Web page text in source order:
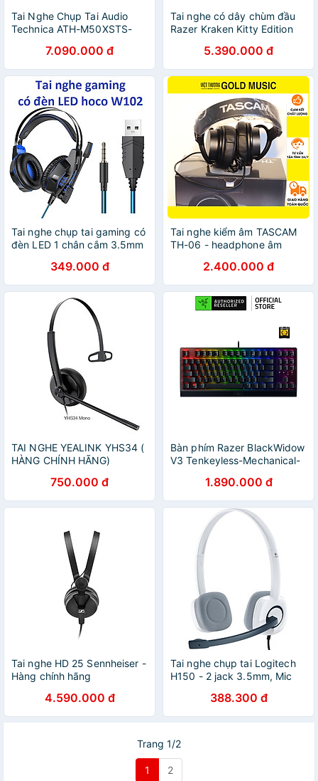
Tai Nghe Chụp Tai Audio
Technica ATH-M50XSTS-
Hàng Chính Hãng
7.090.000 đ
Tai nghe có dây chùm đầu
Razer Kraken Kitty Edition
with Interchangeable Ears
(Hàng chính hãng)
5.390.000 đ
Tai nghe chụp tai gaming có
đèn LED 1 chân cắm 3.5mm
W102 - Hàng chính hãng
349.000 đ
Tai nghe kiểm âm TASCAM
TH-06 - headphone âm
chính hãng2.400.000 đ
TAI NGHE YEALINK YHS34 (
HÀNG CHÍNH HÃNG)
750.000 đ
Bàn phím Razer BlackWidow
V3 Tenkeyless-Mechanical-
1.890.000 đ
Tai nghe HD 25 Sennheiser -
Hàng chính hãng
4.590.000 đ
Tai nghe chụp tai Logitech
H150 - 2 jack 3.5mm, Mic
nổi - Hàng chính hãng
388.300 đ
Trang 1/2
1 2